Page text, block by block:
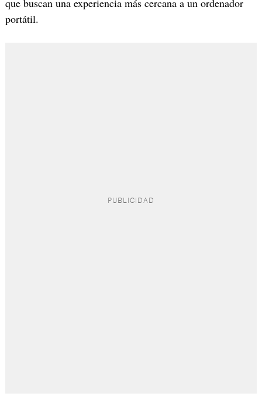
que buscan una experiencia más cercana a un ordenador
portátil.